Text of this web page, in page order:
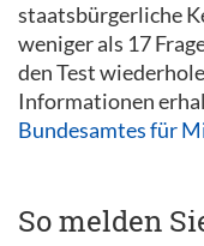
staatsbürgerliche
weniger als 17
den Test
Informationen
Bundesamtes für
So melden